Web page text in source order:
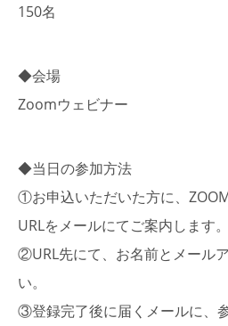
150名
◆会場
Zoomウェビナー
◆当日の参加方法
①お申込いただいた方に、
URLをメールにてご案内します。
②URL先にて、お名前とメール
い。
③登録完了後に届くメールに、